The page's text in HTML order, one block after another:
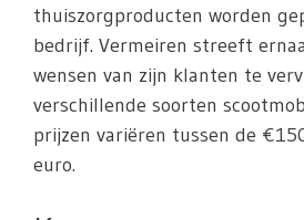
thuiszorgproducten worden
bedrijf. Vermeiren streeft
wensen van zijn klanten te
verschillende soorten
prijzen variëren tussen de
euro.